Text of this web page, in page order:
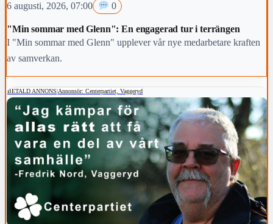
6 augusti, 2026, 07:00 0
"Min sommar med Glenn": En engagerad tur i terrängen
I "Min sommar med Glenn" upplever vår nye medarbetare kraften
av samverkan.
BETALD ANNONS|Annonsör: Centerpartiet, Vaggeryd